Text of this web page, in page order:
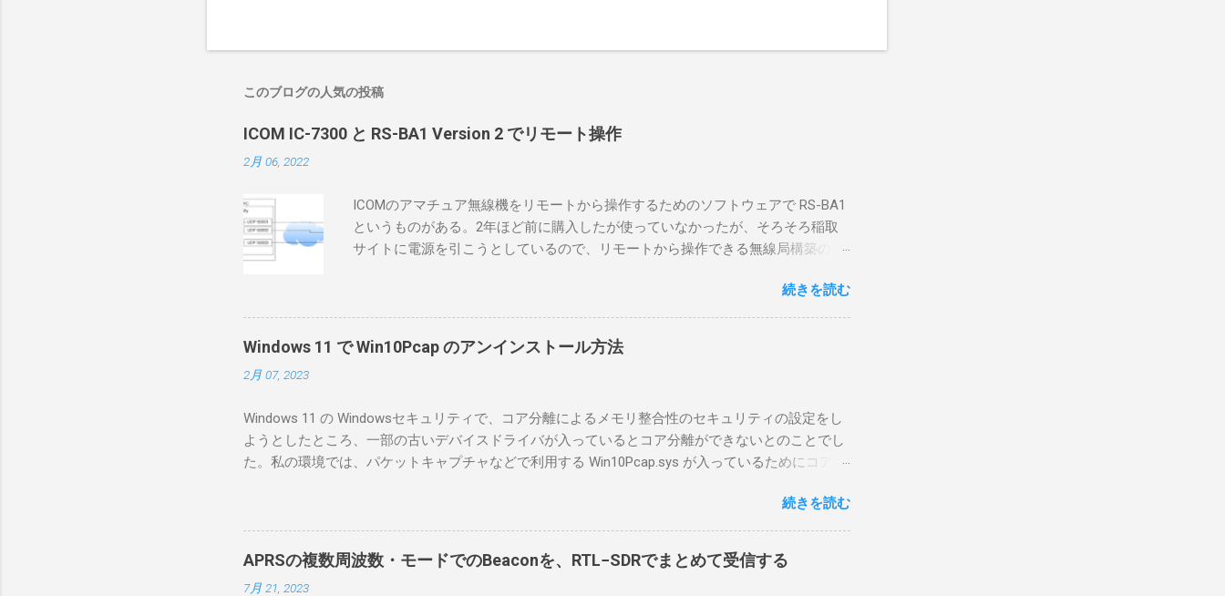
このブログの人気の投稿
ICOM IC-7300 と RS-BA1 Version 2 でリモート操作
2月 06, 2022
ICOMのアマチュア無線機をリモートから操作するためのソフトウェアで RS-BA1
というものがある。2年ほど前に購入したが使っていなかったが、そろそろ稲取
サイトに電源を引こうとしているので、リモートから操作できる無線局構築のた
ろうと思ったのだが、ちっともそんなに簡単につながらなかった。ということ
で、ハマリポイントを明示しながら、私なりの解説を書いてみる。 基本的な構成
RS-BA1を使う場合は、下記のこれらものが必要である ICOMの無線機。 今回は私
が持っているIC-7300を使う。 無線機側(サーバ側) のWindows PC。 今回はちょ
が少ないかなと思って。 操作側 (クライアント側) の Windows PC。 今回は手元
にあるマウスコンピュータのWindows 11が入ったPC 操作側で音声を使った交信
を行うならば、相応なマイクなど。 そして、リモート操作を行うソフトウェアで
私の理解した無線機からサーバPC、クライアントPCまでの流れはこの様になっ
ている。 無線機内では、USB Hubの先にUSB SerialとUSB Audio がつながってい
る。USB Serialは無線機のマイコンとつながり、CI-Vでのコマンドが交換でき
続きを読む
Windows 11 で Win10Pcap のアンインストール方法
2月 07, 2023
Windows 11 の Windowsセキュリティで、コア分離によるメモリ整合性のセキュリティの設定をし
ようとしたところ、一部の古いデバイスドライバが入っているとコア分離ができないとのことでし
た。私の環境では、パケットキャプチャなどで利用する Win10Pcap.sys が入っているためにコア分
ンストールできなかったので、どのように実行すればよいのか調べながら実施しました。結論とし
ては pnputil というコマンドを用いればよかったです。 まずは管理者権限でTerminalを実行しま
す。 Windows terminal をインストールした環境でしたので、PowerShellが起動しました。 適当
なファイルに、現在インストールされているドライバを書き出す。 pnputil /enum-drivers > inf.txt #
続きを読む
APRSの複数周波数・モードでのBeaconを、RTL−SDRでまとめて受信する
7月 21, 2023